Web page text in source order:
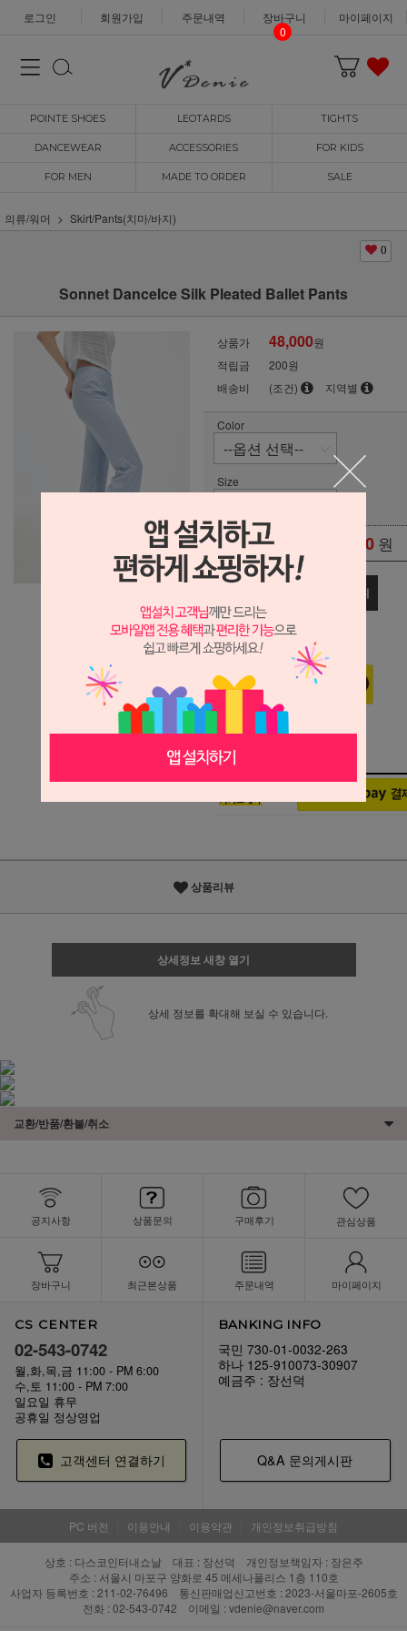
로그인 회원가입 주문내역
장바구니
0
마이페이지
POINTE SHOES LEOTARDS TIGHTS
DANCEWEAR ACCESSORIES FOR KIDS
FOR MEN MADE TO ORDER SALE
의류/워머 Skirt/Pants(치마/바지)
0
Sonnet DanceIce Silk Pleated Ballet Pants
상품가 48,000원
적립금
200원
배송비
(조건) 지역별
Color
Size
총 상품 금액 0 원
장바구니
구매하기
상품리뷰
상세정보 새창 열기
상세 정보를 확대해 보실 수 있습니다.
교환/반품/환불/취소
공지사항 상품문의 구매후기 관심상품
장바구니 최근본상품 주문내역 마이페이지
CS CENTER
02-543-0742
월,화,목,금 11:00 - PM 6:00
수,토 11:00 - PM 7:00
일요일 휴무
공휴일 정상영업
BANKING INFO
국민 730-01-0032-263
하나 125-910073-30907
예금주 : 장선덕
고객센터 연결하기 Q&A 문의게시판
PC 버전 이용안내 이용약관 개인정보취급방침
상호 : 다스코인터내쇼날 대표 : 장선덕 개인정보책임자 : 장은주
주소 : 서울시 마포구 양화로 45 메세나폴리스 1층 110호
사업자 등록번호 : 211-02-76496 통신판매업신고번호 : 2023-서울마포-2605호
전화 : 02-543-0742 이메일 : vdenie@naver.com